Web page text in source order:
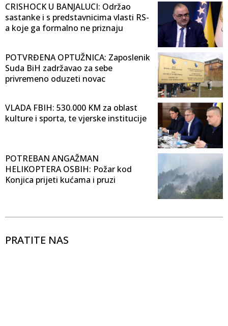
CRISHOCK U BANJALUCI: Održao
sastanke i s predstavnicima vlasti RS-
a koje ga formalno ne priznaju
POTVRĐENA OPTUŽNICA: Zaposlenik
Suda BiH zadržavao za sebe
privremeno oduzeti novac
VLADA FBIH: 530.000 KM za oblast
kulture i sporta, te vjerske institucije
POTREBAN ANGAŽMAN
HELIKOPTERA OSBIH: Požar kod
Konjica prijeti kućama i pruzi
PRATITE NAS